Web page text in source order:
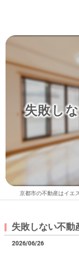
失敗し
失敗しない不動
2026/06/26